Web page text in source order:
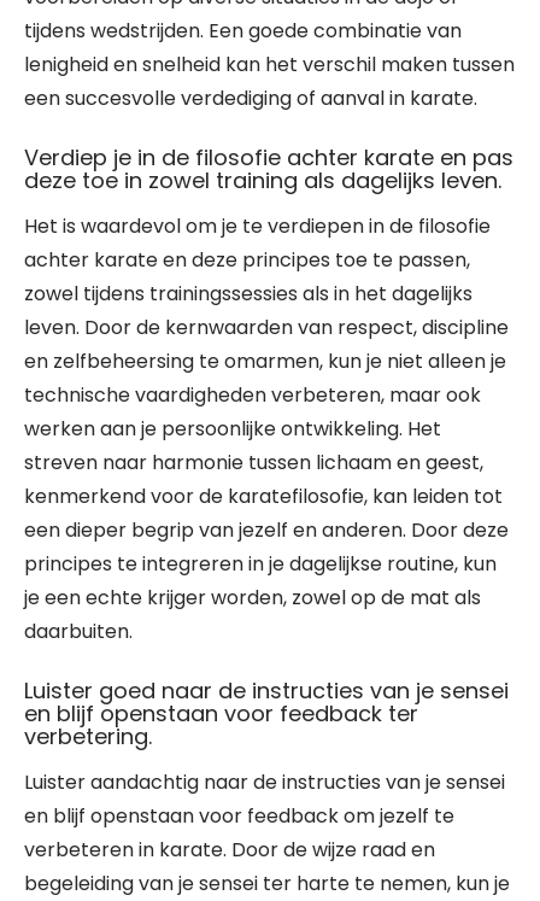
tijdens wedstrijden. Een goede combinatie van
lenigheid en snelheid kan het verschil maken tussen
een succesvolle verdediging of aanval in karate.
Verdiep je in de filosofie achter karate en pas
deze toe in zowel training als dagelijks leven.
Het is waardevol om je te verdiepen in de filosofie
achter karate en deze principes toe te passen,
zowel tijdens trainingssessies als in het dagelijks
leven. Door de kernwaarden van respect, discipline
en zelfbeheersing te omarmen, kun je niet alleen je
technische vaardigheden verbeteren, maar ook
werken aan je persoonlijke ontwikkeling. Het
streven naar harmonie tussen lichaam en geest,
kenmerkend voor de karatefilosofie, kan leiden tot
een dieper begrip van jezelf en anderen. Door deze
principes te integreren in je dagelijkse routine, kun
je een echte krijger worden, zowel op de mat als
daarbuiten.
Luister goed naar de instructies van je sensei
en blijf openstaan voor feedback ter
verbetering.
Luister aandachtig naar de instructies van je sensei
en blijf openstaan voor feedback om jezelf te
verbeteren in karate. Door de wijze raad en
begeleiding van je sensei ter harte te nemen, kun je